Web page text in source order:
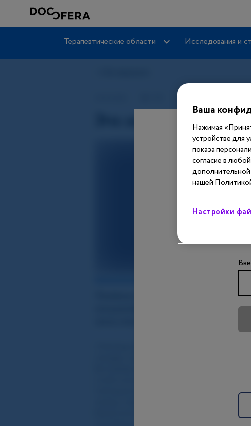
Терапевтические области Исследования и
Ваша
Нажимая
устройстве для
показа
согласие в
нашей
Настройки